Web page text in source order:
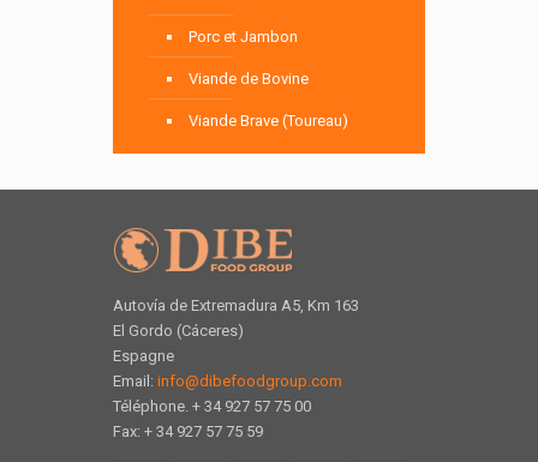
Porc et Jambon
Viande de Bovine
Viande Brave (Toureau)
Autovía de Extremadura A5, Km 163
El Gordo (Cáceres)
Espagne
Email: info@dibefoodgroup.com
Téléphone. + 34 927 57 75 00
Fax: + 34 927 57 75 59